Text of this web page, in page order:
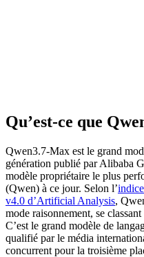
Qu’est-ce que
Qwen3.7-Max est le grand
génération publié par Alibaba
modèle propriétaire le plus
(Qwen) à ce jour. Selon l’
v4.0 d’Artificial Analysis,
mode raisonnement, se
C’est le grand modèle de
qualifié par le média
concurrent pour la troisième